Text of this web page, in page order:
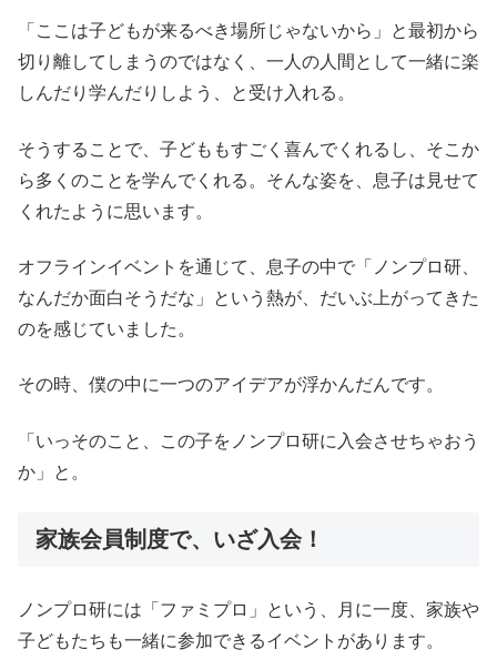
「ここは⼦どもが来るべき場所じゃないから」と最初から
切り離してしまうのではなく、⼀⼈の⼈間として⼀緒に楽
しんだり学んだりしよう、と受け入れる。
そうすることで、⼦どももすごく喜んでくれるし、そこか
ら多くのことを学んでくれる。そんな姿を、息子は見せて
くれたように思います。
オフラインイベントを通じて、息子の中で「ノンプロ研、
なんだか面白そうだな」という熱が、だいぶ上がってきた
のを感じていました。
その時、僕の中に一つのアイデアが浮かんだんです。
「いっそのこと、この子をノンプロ研に入会させちゃおう
か」と。
家族会員制度で、いざ入会！
ノンプロ研には「ファミプロ」という、月に一度、家族や
子どもたちも一緒に参加できるイベントがあります。